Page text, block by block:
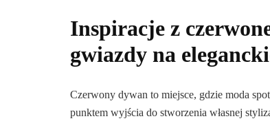
Inspiracje z
gwiazdy na
Czerwony dywan to miejsce, gdzie moda
punktem wyjścia do stworzenia własnej